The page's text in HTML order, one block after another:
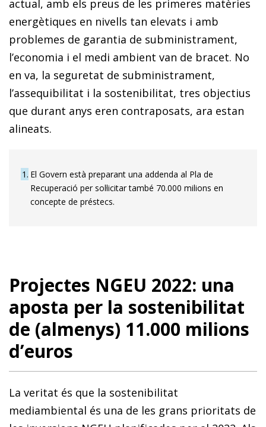
actual, amb els preus de les primeres matèries
energètiques en nivells tan elevats i amb
problemes de garantia de subministrament,
l’economia i el medi ambient van de bracet. No
en va, la seguretat de subministrament,
l’assequibilitat i la sostenibilitat, tres objectius
que durant anys eren contraposats, ara estan
alineats.
1 El Govern està preparant una addenda al Pla de
Recuperació per sol·licitar també 70.000 milions en
concepte de préstecs.
Projectes NGEU 2022: una
aposta per la sostenibilitat
de (almenys) 11.000 milions
d’euros
La veritat és que la sostenibilitat
mediambiental és una de les grans prioritats de